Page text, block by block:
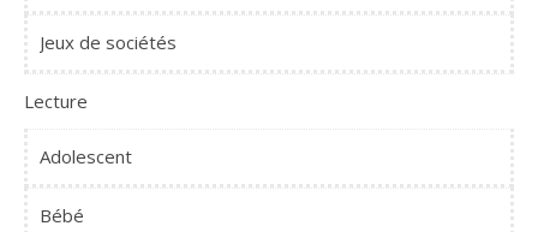
Jeux de sociétés
Lecture
Adolescent
Bébé